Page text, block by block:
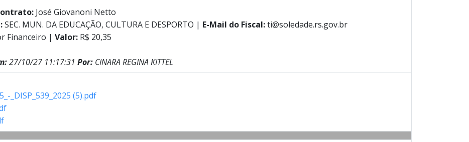
José Giovanoni Netto
SEC. MUN. DA EDUCAÇÃO, CULTURA E DESPORTO | E-Mail do Fiscal:ti@soledade.rs.gov.br
Financeiro | Valor: R$ 20,35
27/10/27 11:17:31 Por: CINARA REGINA KITTEL
_DISP_539_2025 (5).pdf